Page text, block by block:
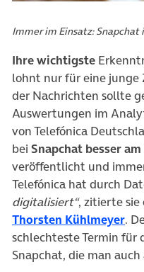
Immer im Einsatz: Snapchat
Ihre wichtigste
lohnt nur für eine junge
der Nachrichten sollte
Auswertungen im
von Telefónica
bei Snapchat besser
veröffentlicht und
Telefónica hat durch
digitalisiert“, zitierte sie
Thorsten Kühlmeyer.
schlechteste Termin für
Snapchat, die man auch